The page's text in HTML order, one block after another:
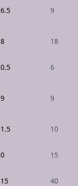
6.5 9
8 18
0.5 6
9 9
1.5 10
0 15
15 40